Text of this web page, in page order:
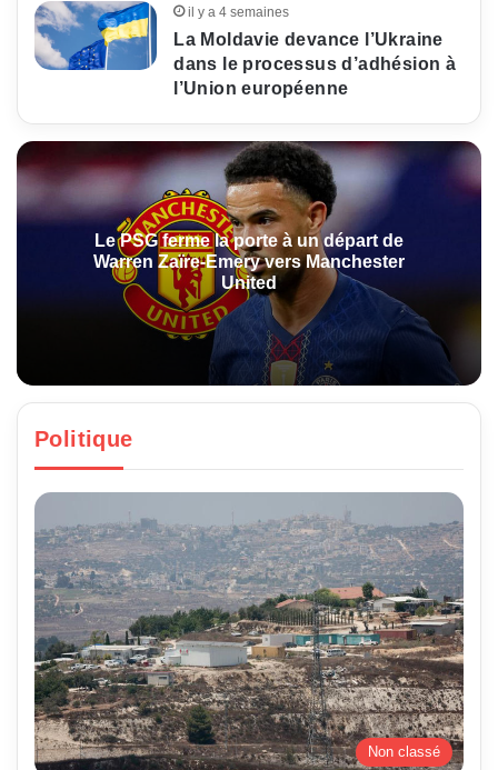
il y a 4 semaines
La Moldavie devance l’Ukraine
dans le processus d’adhésion à
l’Union européenne
Le PSG ferme la porte à un départ de
Warren Zaïre-Emery vers Manchester
United
Politique
Non classé